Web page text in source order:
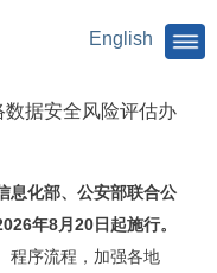
English
数据安全风险评估办
息化部、公安部联合公
年8月20日起施行。
程序流程，加强各地